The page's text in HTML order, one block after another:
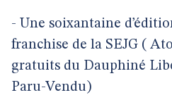
- Une soixantaine
franchise de la SEJG (
gratuits du Dauphiné
Paru-Vendu)